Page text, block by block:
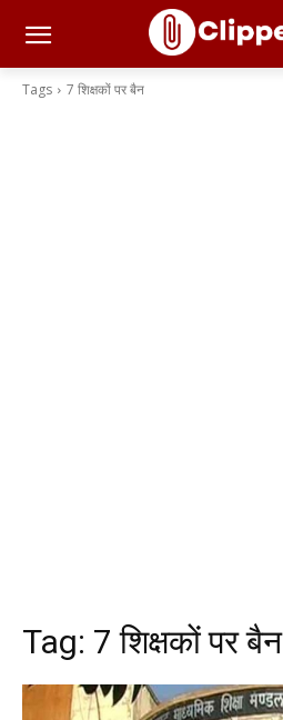
Tags 7 शिक्षकों पर बैन
Tag: 7 शिक्षकों पर बैन